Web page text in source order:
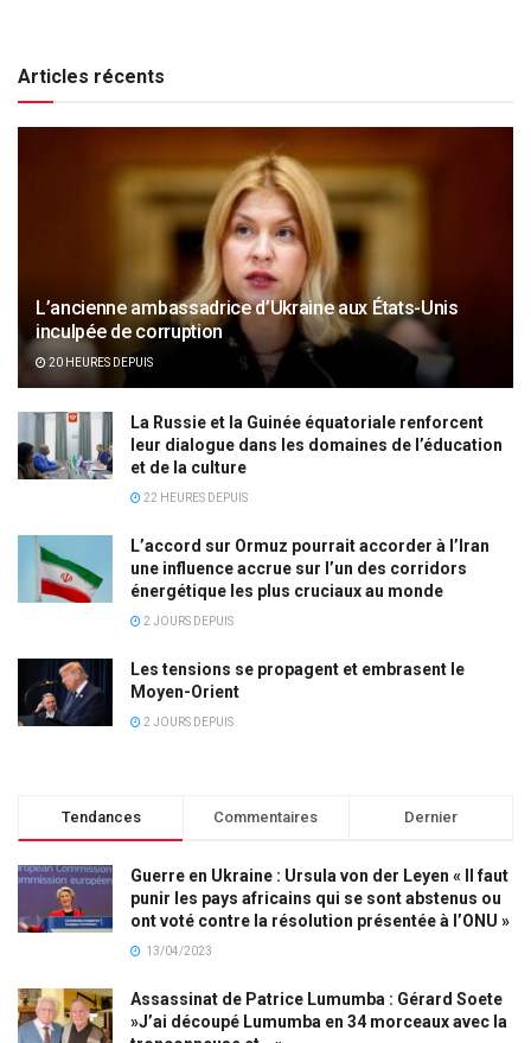
Articles récents
L’ancienne ambassadrice d’Ukraine aux États-Unis
inculpée de corruption
20 HEURES DEPUIS
La Russie et la Guinée équatoriale renforcent
leur dialogue dans les domaines de l’éducation
et de la culture
22 HEURES DEPUIS
L’accord sur Ormuz pourrait accorder à l’Iran
une influence accrue sur l’un des corridors
énergétique les plus cruciaux au monde
2 JOURS DEPUIS
Les tensions se propagent et embrasent le
Moyen-Orient
2 JOURS DEPUIS
Tendances Commentaires Dernier
Guerre en Ukraine : Ursula von der Leyen « Il faut
punir les pays africains qui se sont abstenus ou
ont voté contre la résolution présentée à l’ONU »
13/04/2023
Assassinat de Patrice Lumumba : Gérard Soete
»J’ai découpé Lumumba en 34 morceaux avec la